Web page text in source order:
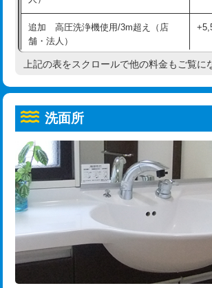
コンクリート斫り（厚さ10㎝超え）
モルタル補修（厚さ10㎝まで）
モルタル補修（厚さ10㎝超え）
洗面台設置
追加人工
廃棄・処分 現
※給水管工事は20mmまでの価格です。
給水管工事※（ホール加工)
給水管工事※（バンド止め)
給水管工事※（支持金具設置)
給水管工事※（保温材使用（バンド止
め込み）)
給水管工事※（土の掘削・埋め戻し作
業)
給水管工事※（塩ビ管（VP・HI）使
用/3ｍまで)
給水管工事※（塩ビ管（VP・HI）使
用（追加）/3ｍ超え)
給水管工事※（ライニング鋼管・銅
管・ポリ管・HT管使用/3ｍまで)
追加 高圧洗浄機使用/3m超え（店
舗・法人）
高度高圧洗浄換 現
トーラー機使用/3mまで
追加トーラー機使用/3m超え
カメラ調査
桝清掃
止水・漏水調査・防水処理・清掃・修
理・調整・分解・加工など（軽作業）
止水・漏水調査・防水処理・清掃・修
上記の表をスクロールで他の料金もご覧に
洗面所